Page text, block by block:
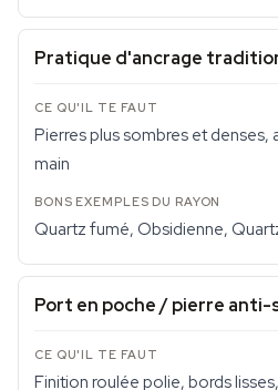
Pratique d'ancrage
Pierres plus sombres et denses,
main
Quartz fumé, Obsidienne,
Port en poche / pierre
Finition roulée polie, bords